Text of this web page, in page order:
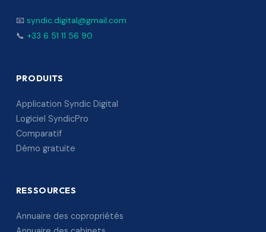
📧 syndic.digital@gmail.com
📞 +33 6 51 11 56 90
PRODUITS
Application Syndic Digital
Logiciel SyndicPro
Comparatif
Démo gratuite
RESSOURCES
Annuaire des copropriétés